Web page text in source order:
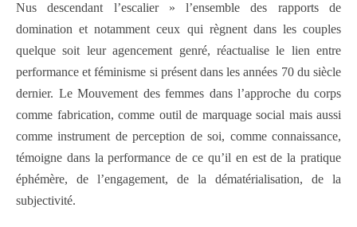
Nus descendant l’escalier » l’ensemble des rapports de
domination et notamment ceux qui règnent dans les couples
quelque soit leur agencement genré, réactualise le lien entre
performance et féminisme si présent dans les années 70 du siècle
dernier. Le Mouvement des femmes dans l’approche du corps
comme fabrication, comme outil de marquage social mais aussi
comme instrument de perception de soi, comme connaissance,
témoigne dans la performance de ce qu’il en est de la pratique
éphémère, de l’engagement, de la dématérialisation, de la
subjectivité.